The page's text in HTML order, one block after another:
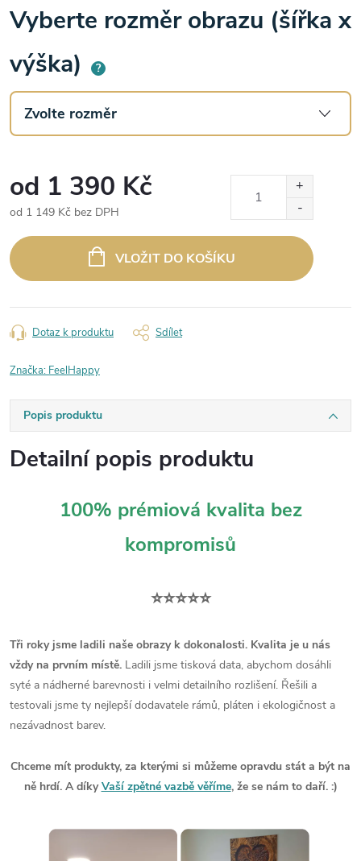
Vyberte rozměr obrazu (šířka x
výška)
?
od 1 390 Kč
od 1 149 Kč bez DPH
cena:
VLOŽIT DO KOŠÍKU
Dotaz k produktu Sdílet
Značka: FeelHappy
Popis produktu
Detailní popis produktu
100% prémiová kvalita bez
kompromisů
⭐⭐⭐⭐⭐
Tři roky jsme ladili naše obrazy k dokonalosti. Kvalita je u nás
vždy na prvním místě. Ladili jsme tisková data, abychom dosáhli
syté a nádherné barevnosti i velmi detailního rozlišení. Řešili a
testovali jsme ty nejlepší dodavatele rámů, pláten i ekologičnost a
nezávadnost barev.
Chceme mít produkty, za kterými si můžeme opravdu stát a být na
ně hrdí. A díkyVaší zpětné vazbě věříme, že se nám to daří. :)